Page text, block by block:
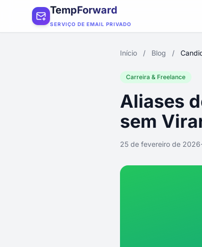
TempForward
SERVIÇO DE EMAIL PRIVADO
Início / Blog /
Carreira & Freelance
Aliases
sem
25 de fevereiro de 2026·